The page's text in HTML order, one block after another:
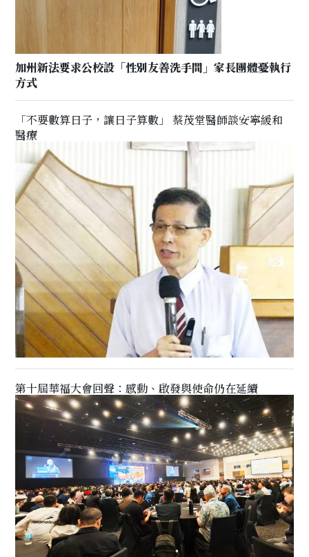
加州新法要求公校設「性別友善洗手間」家長團體憂執行
方式
「不要數算日子，讓日子算數」 蔡茂堂醫師談安寧緩和
醫療
第十屆華福大會回聲：感動、啟發與使命仍在延續